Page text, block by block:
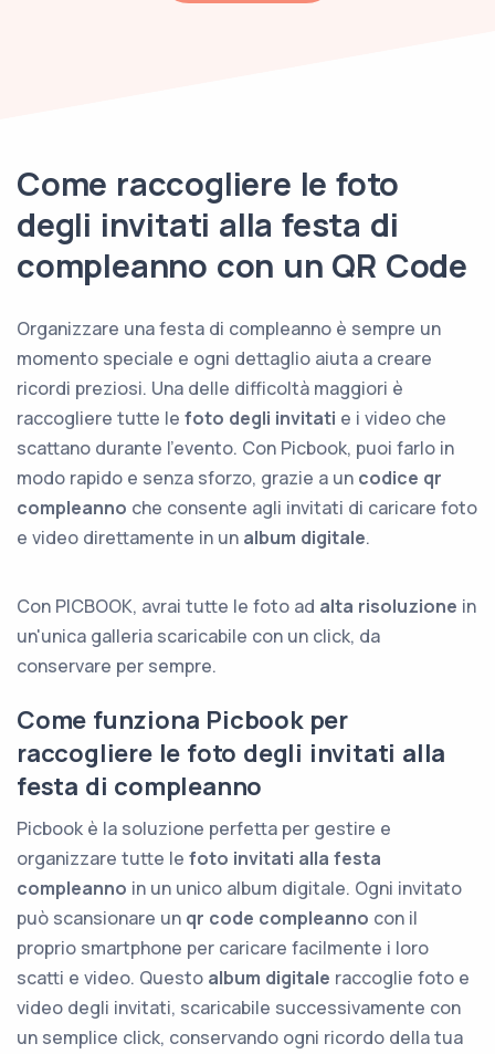
Come raccogliere le foto
degli invitati alla festa di
compleanno con un QR Code
Organizzare una festa di compleanno è sempre un
momento speciale e ogni dettaglio aiuta a creare
ricordi preziosi. Una delle difficoltà maggiori è
raccogliere tutte le foto degli invitati e i video che
scattano durante l'evento. Con Picbook, puoi farlo in
modo rapido e senza sforzo, grazie a un codice qr
compleanno che consente agli invitati di caricare foto
e video direttamente in un album digitale.
Con PICBOOK, avrai tutte le foto ad alta risoluzione in
un'unica galleria scaricabile con un click, da
conservare per sempre.
Come funziona Picbook per
raccogliere le foto degli invitati alla
festa di compleanno
Picbook è la soluzione perfetta per gestire e
organizzare tutte le foto invitati alla festa
compleanno in un unico album digitale. Ogni invitato
può scansionare un qr code compleanno con il
proprio smartphone per caricare facilmente i loro
scatti e video. Questo album digitale raccoglie foto e
video degli invitati, scaricabile successivamente con
un semplice click, conservando ogni ricordo della tua